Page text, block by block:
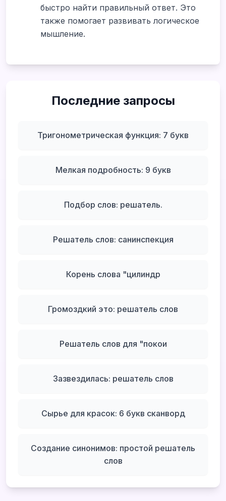
быстро найти правильный ответ. Это
также помогает развивать логическое
мышление.
Последние запросы
Тригонометрическая функция: 7 букв
Мелкая подробность: 9 букв
Подбор слов: решатель.
Решатель слов: санинспекция
Корень слова "цилиндр
Громоздкий это: решатель слов
Решатель слов для "покои
Зазвездилась: решатель слов
Сырье для красок: 6 букв сканворд
Создание синонимов: простой решатель
слов